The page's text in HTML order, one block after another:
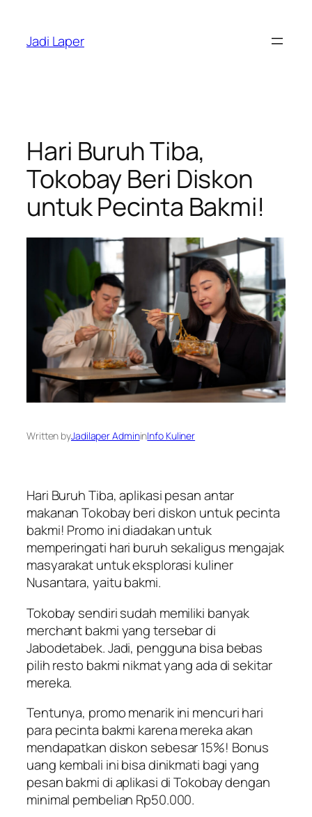
content
Jadi Laper
Hari Buruh Tiba,
Tokobay Beri Diskon
untuk Pecinta Bakmi!
Written byJadilaper AdmininInfo Kuliner
Hari Buruh Tiba, aplikasi pesan antar
makanan Tokobay beri diskon untuk pecinta
bakmi! Promo ini diadakan untuk
memperingati hari buruh sekaligus mengajak
masyarakat untuk eksplorasi kuliner
Nusantara, yaitu bakmi.
Tokobay sendiri sudah memiliki banyak
merchantbakmi yang tersebar di
Jabodetabek. Jadi, pengguna bisa bebas
pilih resto bakmi nikmat yang ada di sekitar
mereka.
Tentunya, promo menarik ini mencuri hari
para pecinta bakmi karena mereka akan
mendapatkan diskon sebesar 15%! Bonus
uang kembali ini bisa dinikmati bagi yang
pesan bakmi di aplikasi di Tokobay dengan
minimal pembelian Rp50.000.